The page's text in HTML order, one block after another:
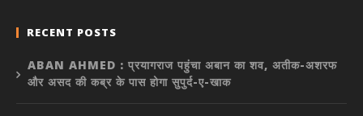
RECENT POSTS
ABAN AHMED : प्रयागराज पहुंचा अबान का शव, अतीक-अशरफ
और असद की कब्र के पास होगा सुपुर्द-ए-खाक